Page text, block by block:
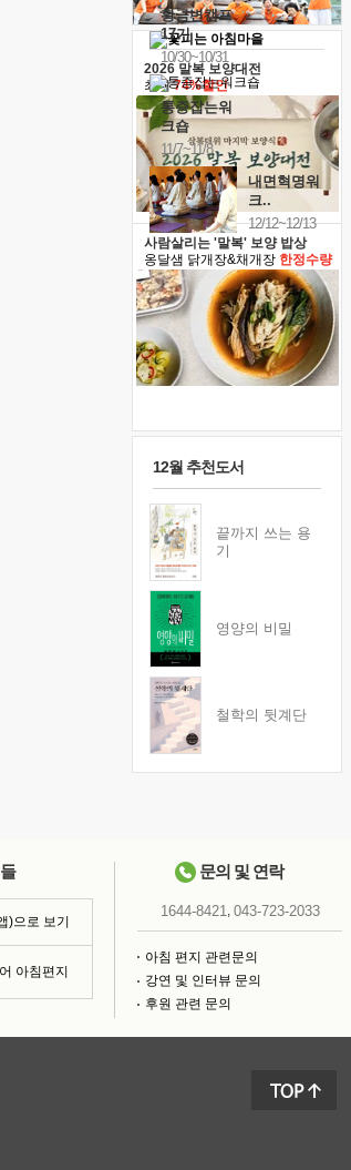
황금변캠프
17기
10/30~10/31
통증잡는워
크숍
11/7~11/8
내면혁명워
크..
12/12~12/13
2026 말복 보양대전
최대74%할인
사람살리는 '말복' 보양 밥상
옹달샘 닭개장&채개장 한정수량
12월 추천도서
끝까지 쓰는 용
기
영양의 비밀
철학의 뒷계단
)으로 보기
아침편지
문의 및 연락
1644-8421, 043-723-2033
아침 편지 관련문의
강연 및 인터뷰 문의
후원 관련 문의